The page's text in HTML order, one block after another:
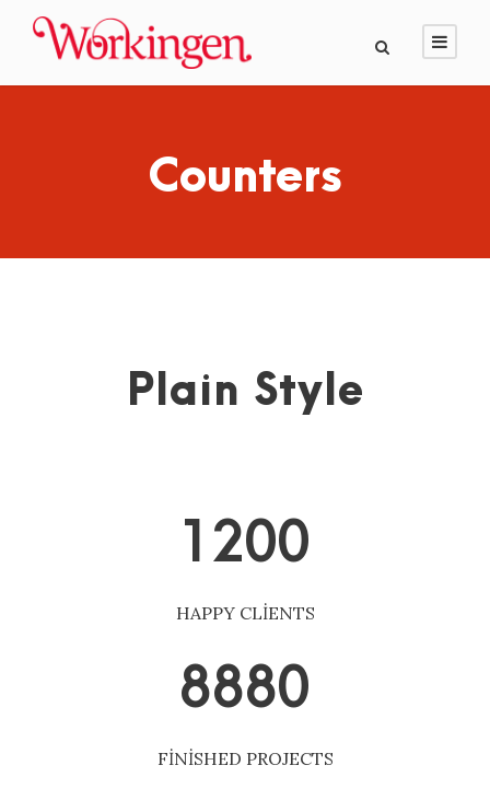
Counters
Plain Style
1200
HAPPY CLIENTS
8880
FINISHED PROJECTS